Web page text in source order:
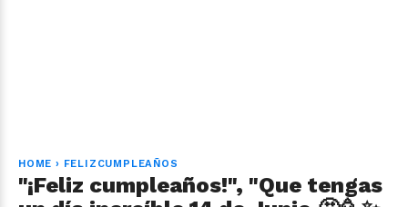
HOME › FELIZCUMPLEAÑOS
"¡Feliz cumpleaños!", "Que tengas